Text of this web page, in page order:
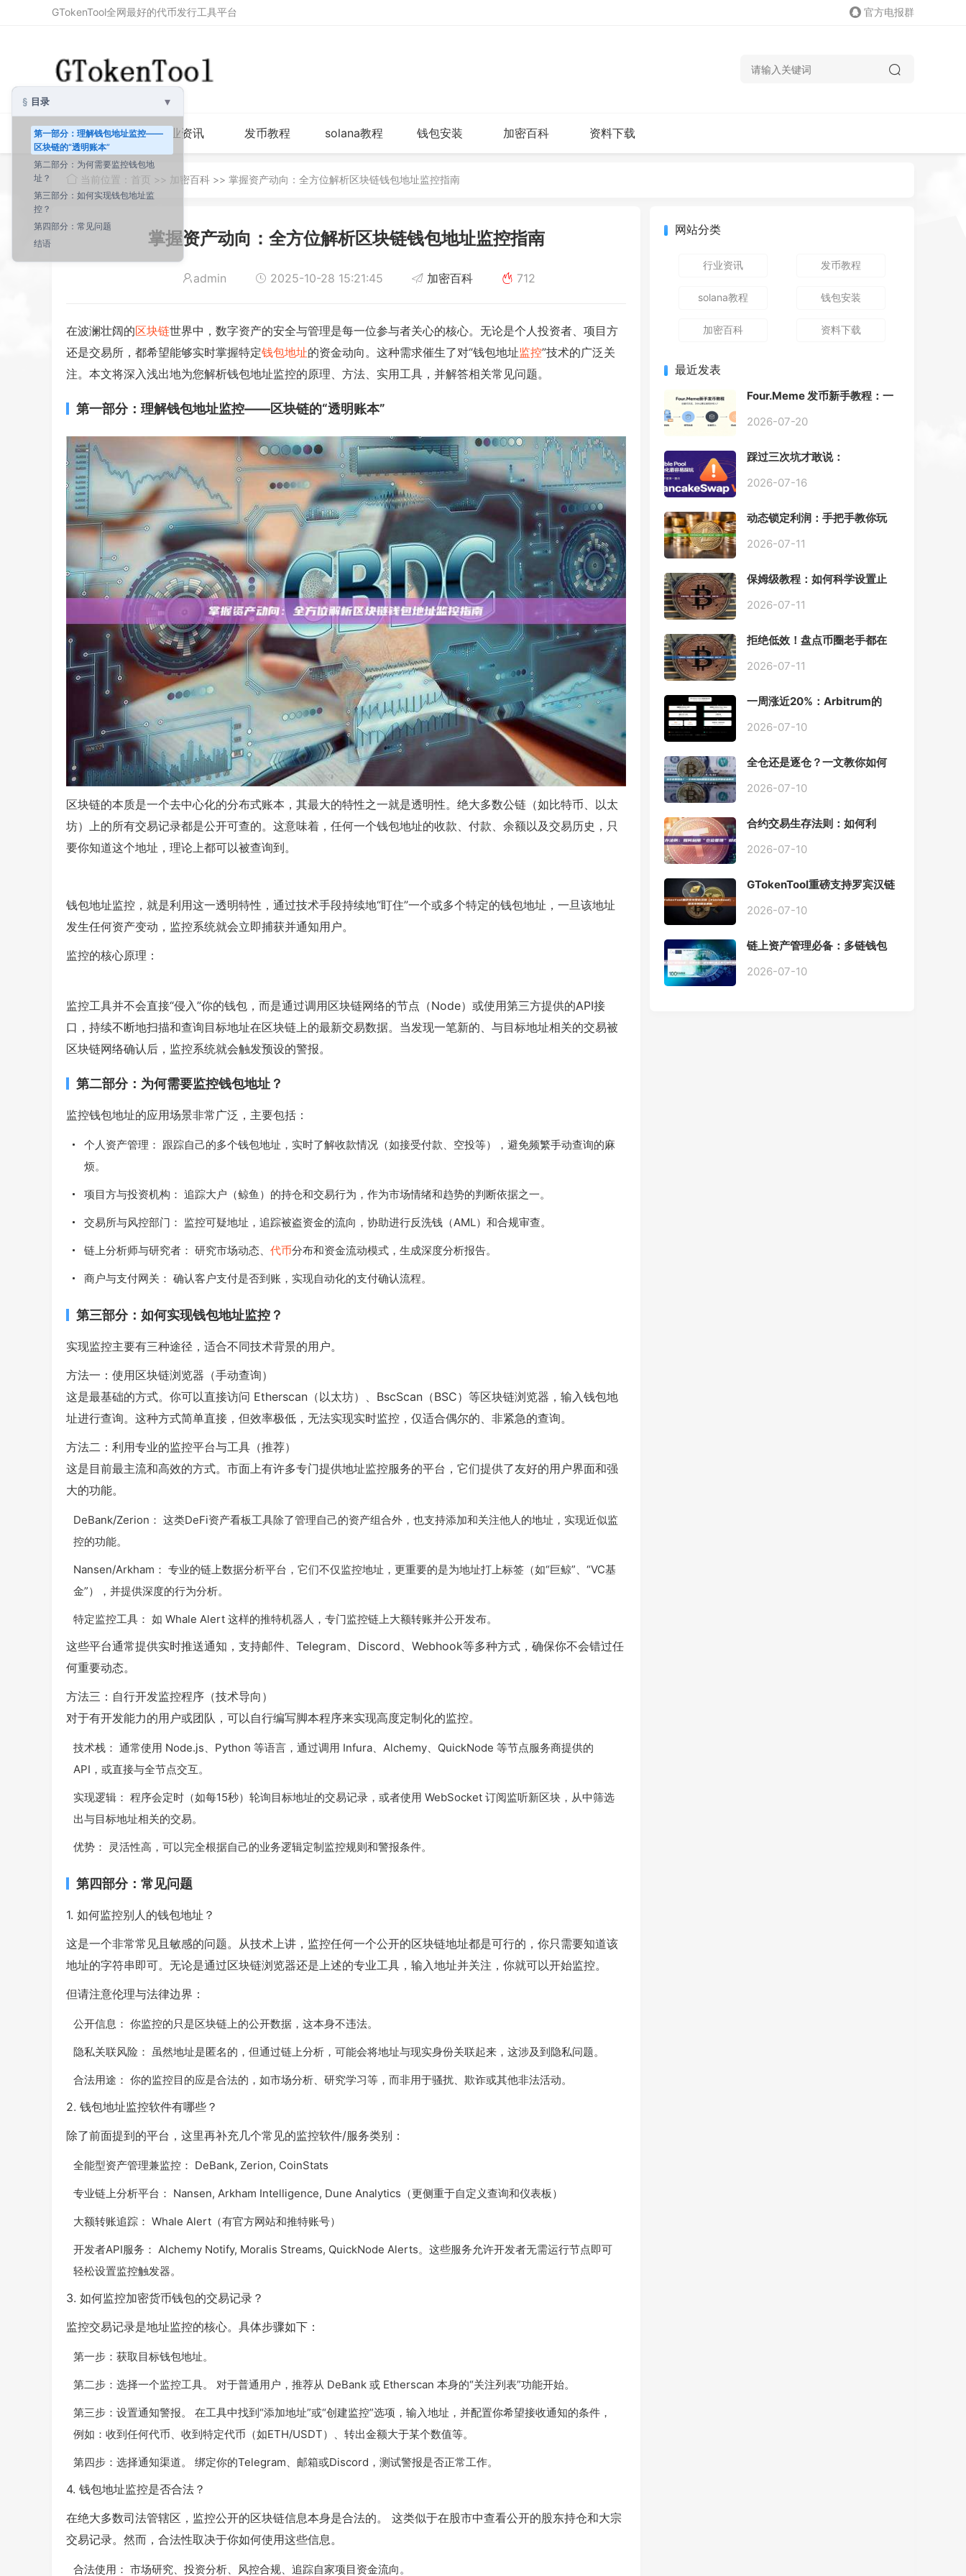
GTokenTool全网最好的代币发行工具平台 官方电报群
首页 行业资讯 发币教程 solana教程 钱包安装 加密百科 资料下载
当前位置： 首页 >> 加密百科 >> 掌握资产动向：全方位解析区块链钱包地址监控指南
掌握资产动向：全方位解析区块链钱包地址监控指南
admin 2025-10-28 15:21:45 加密百科 712
在波澜壮阔的区块链世界中，数字资产的安全与管理是每一位参与者关心的核心。无论是个人投资者、项目方
还是交易所，都希望能够实时掌握特定钱包地址的资金动向。这种需求催生了对“钱包地址监控”技术的广泛关
注。本文将深入浅出地为您解析钱包地址监控的原理、方法、实用工具，并解答相关常见问题。
第一部分：理解钱包地址监控——区块链的“透明账本”
区块链的本质是一个去中心化的分布式账本，其最大的特性之一就是透明性。绝大多数公链（如比特币、以太
坊）上的所有交易记录都是公开可查的。这意味着，任何一个钱包地址的收款、付款、余额以及交易历史，只
要你知道这个地址，理论上都可以被查询到。
钱包地址监控，就是利用这一透明特性，通过技术手段持续地“盯住”一个或多个特定的钱包地址，一旦该地址
发生任何资产变动，监控系统就会立即捕获并通知用户。
监控的核心原理：
监控工具并不会直接“侵入”你的钱包，而是通过调用区块链网络的节点（Node）或使用第三方提供的API接
口，持续不断地扫描和查询目标地址在区块链上的最新交易数据。当发现一笔新的、与目标地址相关的交易被
区块链网络确认后，监控系统就会触发预设的警报。
第二部分：为何需要监控钱包地址？
监控钱包地址的应用场景非常广泛，主要包括：
个人资产管理： 跟踪自己的多个钱包地址，实时了解收款情况（如接受付款、空投等），避免频繁手动查询的麻
烦。
项目方与投资机构： 追踪大户（鲸鱼）的持仓和交易行为，作为市场情绪和趋势的判断依据之一。
交易所与风控部门： 监控可疑地址，追踪被盗资金的流向，协助进行反洗钱（AML）和合规审查。
链上分析师与研究者： 研究市场动态、 代币分布和资金流动模式，生成深度分析报告。
商户与支付网关： 确认客户支付是否到账，实现自动化的支付确认流程。
第三部分：如何实现钱包地址监控？
实现监控主要有三种途径，适合不同技术背景的用户。
方法一：使用区块链浏览器（手动查询）
这是最基础的方式。你可以直接访问 Etherscan（以太坊）、BscScan（BSC）等区块链浏览器，输入钱包地
址进行查询。这种方式简单直接，但效率极低，无法实现实时监控，仅适合偶尔的、非紧急的查询。
方法二：利用专业的监控平台与工具（推荐）
这是目前最主流和高效的方式。市面上有许多专门提供地址监控服务的平台，它们提供了友好的用户界面和强
大的功能。
DeBank/Zerion： 这类DeFi资产看板工具除了管理自己的资产组合外，也支持添加和关注他人的地址，实现近似监
控的功能。
Nansen/Arkham： 专业的链上数据分析平台，它们不仅监控地址，更重要的是为地址打上标签（如“巨鲸”、“VC基
金”），并提供深度的行为分析。
特定监控工具： 如 Whale Alert 这样的推特机器人，专门监控链上大额转账并公开发布。
这些平台通常提供实时推送通知，支持邮件、Telegram、Discord、Webhook等多种方式，确保你不会错过任
何重要动态。
方法三：自行开发监控程序（技术导向）
对于有开发能力的用户或团队，可以自行编写脚本程序来实现高度定制化的监控。
技术栈： 通常使用 Node.js、Python 等语言，通过调用 Infura、Alchemy、QuickNode 等节点服务商提供的
API，或直接与全节点交互。
实现逻辑： 程序会定时（如每15秒）轮询目标地址的交易记录，或者使用 WebSocket 订阅监听新区块，从中筛选
出与目标地址相关的交易。
优势： 灵活性高，可以完全根据自己的业务逻辑定制监控规则和警报条件。
第四部分：常见问题
1. 如何监控别人的钱包地址？
这是一个非常常见且敏感的问题。从技术上讲，监控任何一个公开的区块链地址都是可行的，你只需要知道该
地址的字符串即可。无论是通过区块链浏览器还是上述的专业工具，输入地址并关注，你就可以开始监控。
但请注意伦理与法律边界：
公开信息： 你监控的只是区块链上的公开数据，这本身不违法。
隐私关联风险： 虽然地址是匿名的，但通过链上分析，可能会将地址与现实身份关联起来，这涉及到隐私问题。
合法用途： 你的监控目的应是合法的，如市场分析、研究学习等，而非用于骚扰、欺诈或其他非法活动。
2. 钱包地址监控软件有哪些？
除了前面提到的平台，这里再补充几个常见的监控软件/服务类别：
全能型资产管理兼监控： DeBank, Zerion, CoinStats
专业链上分析平台： Nansen, Arkham Intelligence, Dune Analytics（更侧重于自定义查询和仪表板）
大额转账追踪： Whale Alert（有官方网站和推特账号）
开发者API服务： Alchemy Notify, Moralis Streams, QuickNode Alerts。这些服务允许开发者无需运行节点即可
轻松设置监控触发器。
3. 如何监控加密货币钱包的交易记录？
监控交易记录是地址监控的核心。具体步骤如下：
第一步：获取目标钱包地址。
第二步：选择一个监控工具。 对于普通用户，推荐从 DeBank 或 Etherscan 本身的“关注列表”功能开始。
第三步：设置通知警报。 在工具中找到“添加地址”或“创建监控”选项，输入地址，并配置你希望接收通知的条件，
例如：收到任何代币、收到特定代币（如ETH/USDT）、转出金额大于某个数值等。
第四步：选择通知渠道。 绑定你的Telegram、邮箱或Discord，测试警报是否正常工作。
4. 钱包地址监控是否合法？
在绝大多数司法管辖区，监控公开的区块链信息本身是合法的。 这类似于在股市中查看公开的股东持仓和大宗
交易记录。然而，合法性取决于你如何使用这些信息。
合法使用： 市场研究、投资分析、风控合规、追踪自家项目资金流向。
网站分类
行业资讯 发币教程
solana教程 钱包安装
加密百科 资料下载
最近发表
Four.Meme 发币新手教程：一
动踩坑
2026-07-20
踩过三次坑才敢说：
Pool 最容易翻车的不是手续
2026-07-16
动态锁定利润：手把手教你玩
2026-07-11
保姆级教程：如何科学设置止
2026-07-11
拒绝低效！盘点币圈老手都在
具
2026-07-11
一周涨近20%：Arbitrum的
Chain一夜盘活
2026-07-10
全仓还是逐仓？一文教你如何
2026-07-10
合约交易生存法则：如何利
2026-07-10
GTokenTool重磅支持罗宾汉链
程全解析
2026-07-10
链上资产管理必备：多链钱包
2026-07-10
目录 ▾
第一部分：理解钱包地址监控——
区块链的“透明账本”
第二部分：为何需要监控钱包地
址？
第三部分：如何实现钱包地址监
控？
第四部分：常见问题
结语